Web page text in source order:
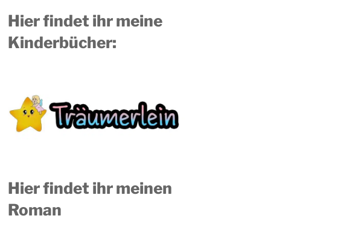
Hier findet ihr meine
Kinderbücher:
Hier findet ihr meinen
Roman